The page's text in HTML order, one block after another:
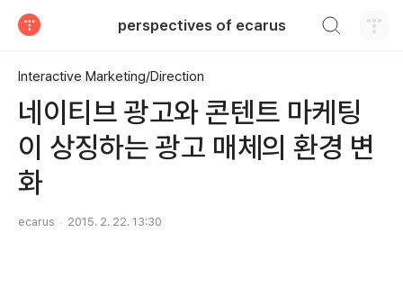
perspectives of ecarus
Interactive Marketing/Direction
네이티브 광고와 콘텐트 마케팅
이 상징하는 광고 매체의 환경 변
화
ecarus 2015. 2. 22. 13:30